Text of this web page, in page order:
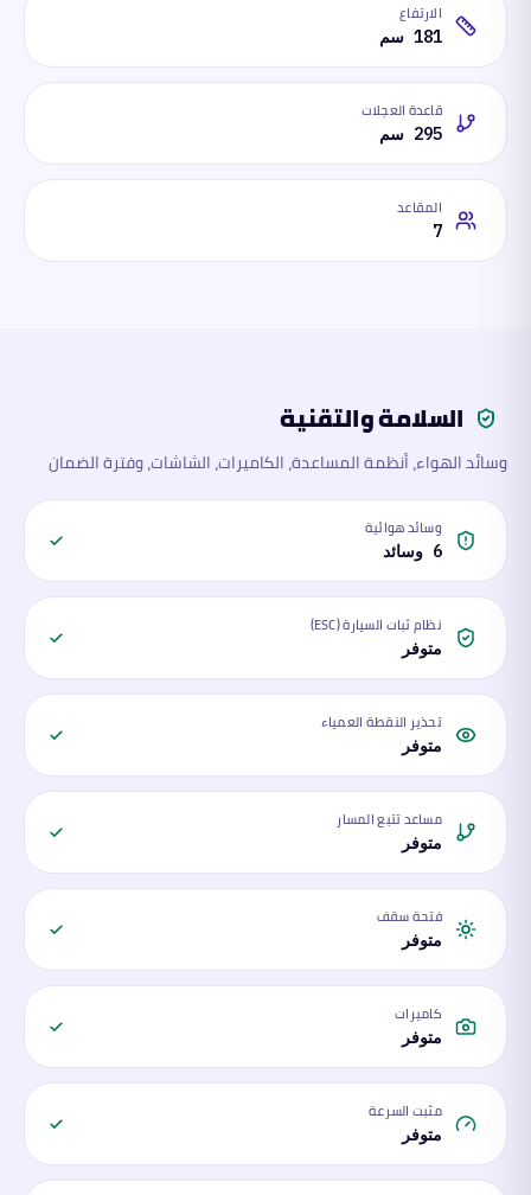
الارتفاع
181 سم
قاعدة العجلات
295 سم
المقاعد
7
السلامة والتقنية
وسائد الهواء، أنظمة المساعدة، الكاميرات، الشاشات، وفترة الضمان
وسائد هوائية
6 وسائد
نظام ثبات السيارة (ESC)
متوفر
تحذير النقطة العمياء
متوفر
مساعد تتبع المسار
متوفر
فتحة سقف
متوفر
كاميرات
متوفر
مثبت السرعة
متوفر